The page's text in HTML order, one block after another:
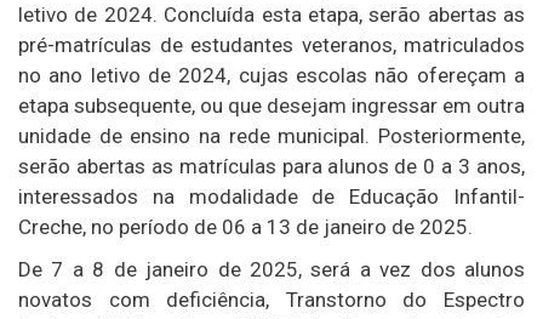
letivo de 2024. Concluída esta etapa, serão abertas as
pré-matrículas de estudantes veteranos, matriculados
no ano letivo de 2024, cujas escolas não ofereçam a
etapa subsequente, ou que desejam ingressar em outra
unidade de ensino na rede municipal. Posteriormente,
serão abertas as matrículas para alunos de 0 a 3 anos,
interessados na modalidade de Educação Infantil-
Creche, no período de 06 a 13 de janeiro de 2025.
De 7 a 8 de janeiro de 2025, será a vez dos alunos
novatos com deficiência, Transtorno do Espectro